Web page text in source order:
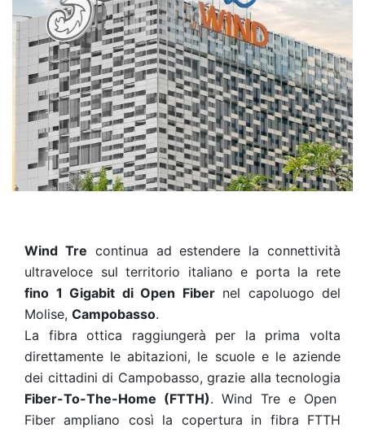
Wind Tre continua ad estendere la connettività
ultraveloce sul territorio italiano e porta la rete
fino 1 Gigabit di Open Fibernel capoluogo del
Molise, Campobasso.
La fibra ottica raggiungerà per la prima volta
direttamente le abitazioni, le scuole e le aziende
dei cittadini di Campobasso, grazie alla tecnologia
Fiber-To-The-Home (FTTH). Wind Tre e Open
Fiber ampliano così la copertura in fibra FTTH